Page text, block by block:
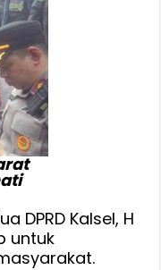
DPRD Kalsel, H
untuk